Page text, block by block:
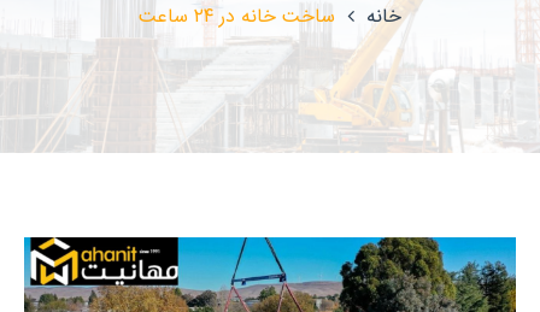
خانه ساخت خانه در ۲۴ ساعت